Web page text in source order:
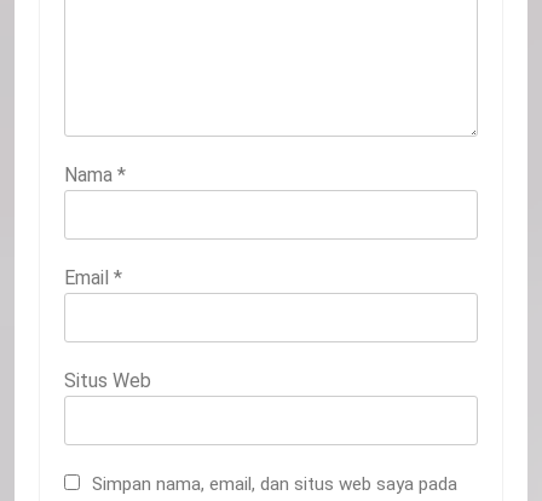
Nama *
Email *
Situs Web
Simpan nama, email, dan situs web saya pada